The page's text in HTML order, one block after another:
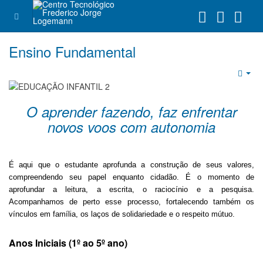
Ensino Fundamental
O aprender fazendo, faz enfrentar
novos voos com autonomia
É aqui que o estudante aprofunda a construção de seus valores,
compreendendo seu papel enquanto cidadão. É o momento de
aprofundar a leitura, a escrita, o raciocínio e a pesquisa.
Acompanhamos de perto esse processo, fortalecendo também os
vínculos em família, os laços de solidariedade e o respeito mútuo.
Anos Iniciais (1º ao 5º ano)